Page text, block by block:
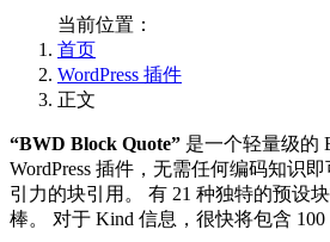
当前位置：
首页
WordPress 插件
正文
“BWD Block Quote” 是一个轻量级的
WordPress 插件，无需任何编码知识
引力的块引用。 有 21 种独特的预设
棒。 对于 Kind 信息，很快将包含 100